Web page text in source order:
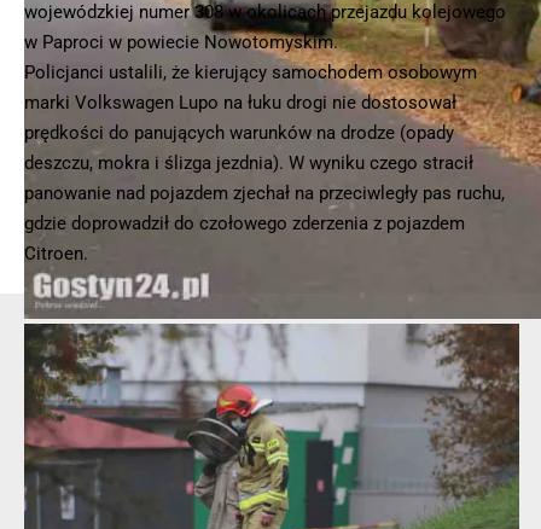
wojewódzkiej numer 308 w okolicach przejazdu kolejowego
w Paproci w powiecie Nowotomyskim.
Policjanci ustalili, że kierujący samochodem osobowym
marki Volkswagen Lupo na łuku drogi nie dostosował
prędkości do panujących warunków na drodze (opady
deszczu, mokra i ślizga jezdnia). W wyniku czego stracił
panowanie nad pojazdem zjechał na przeciwległy pas ruchu,
gdzie doprowadził do czołowego zderzenia z pojazdem
Citroen.